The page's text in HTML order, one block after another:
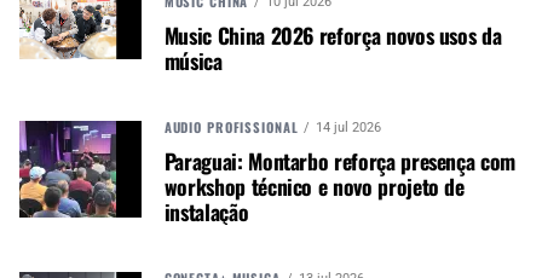
demonstra ainda mais nosso compromisso em ser
um fabricante de alto-falantes líder do setor”,
explica T.J. Smith, presidente da EAW. “Desde
tático até ajudar a definir e finalizar produtos com
uma perspectiva do usuário final, Robert assumirá
uma função de vários níveis.”
Como um dos engenheiros de áudio profissionais
Music China 2026 reforça novos usos da
música
AUDIO PROFISSIONAL 14 jul 2026
Paraguai: Montarbo reforça presença com
workshop técnico e novo projeto de
instalação